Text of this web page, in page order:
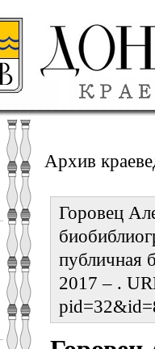
Архив
Горовец
публичная
2017 – .